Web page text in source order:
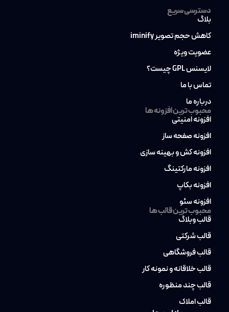
دسترسی سریع
بلاگ
کاهش حجم تصویر iminify
عضویت ویژه
لایسنس GPL چیست؟
تماس با ما
درباره ما
محبوب ترین افزونه ها
افزونه امنیتی
افزونه صفحه ساز
افزونه کش و بهینه سازی
افزونه مارکتینگ
افزونه بکاپ
افزونه سئو
محبوب ترین قالب ها
قالب وبلاگ
قالب شرکتی
قالب فروشگاهی
قالب خلاقانه و نمونه کار
قالب چند منظوره
قالب املاک